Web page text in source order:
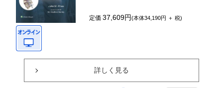
定価37,609円(本体34,190円 ＋ 税)
詳しく見る